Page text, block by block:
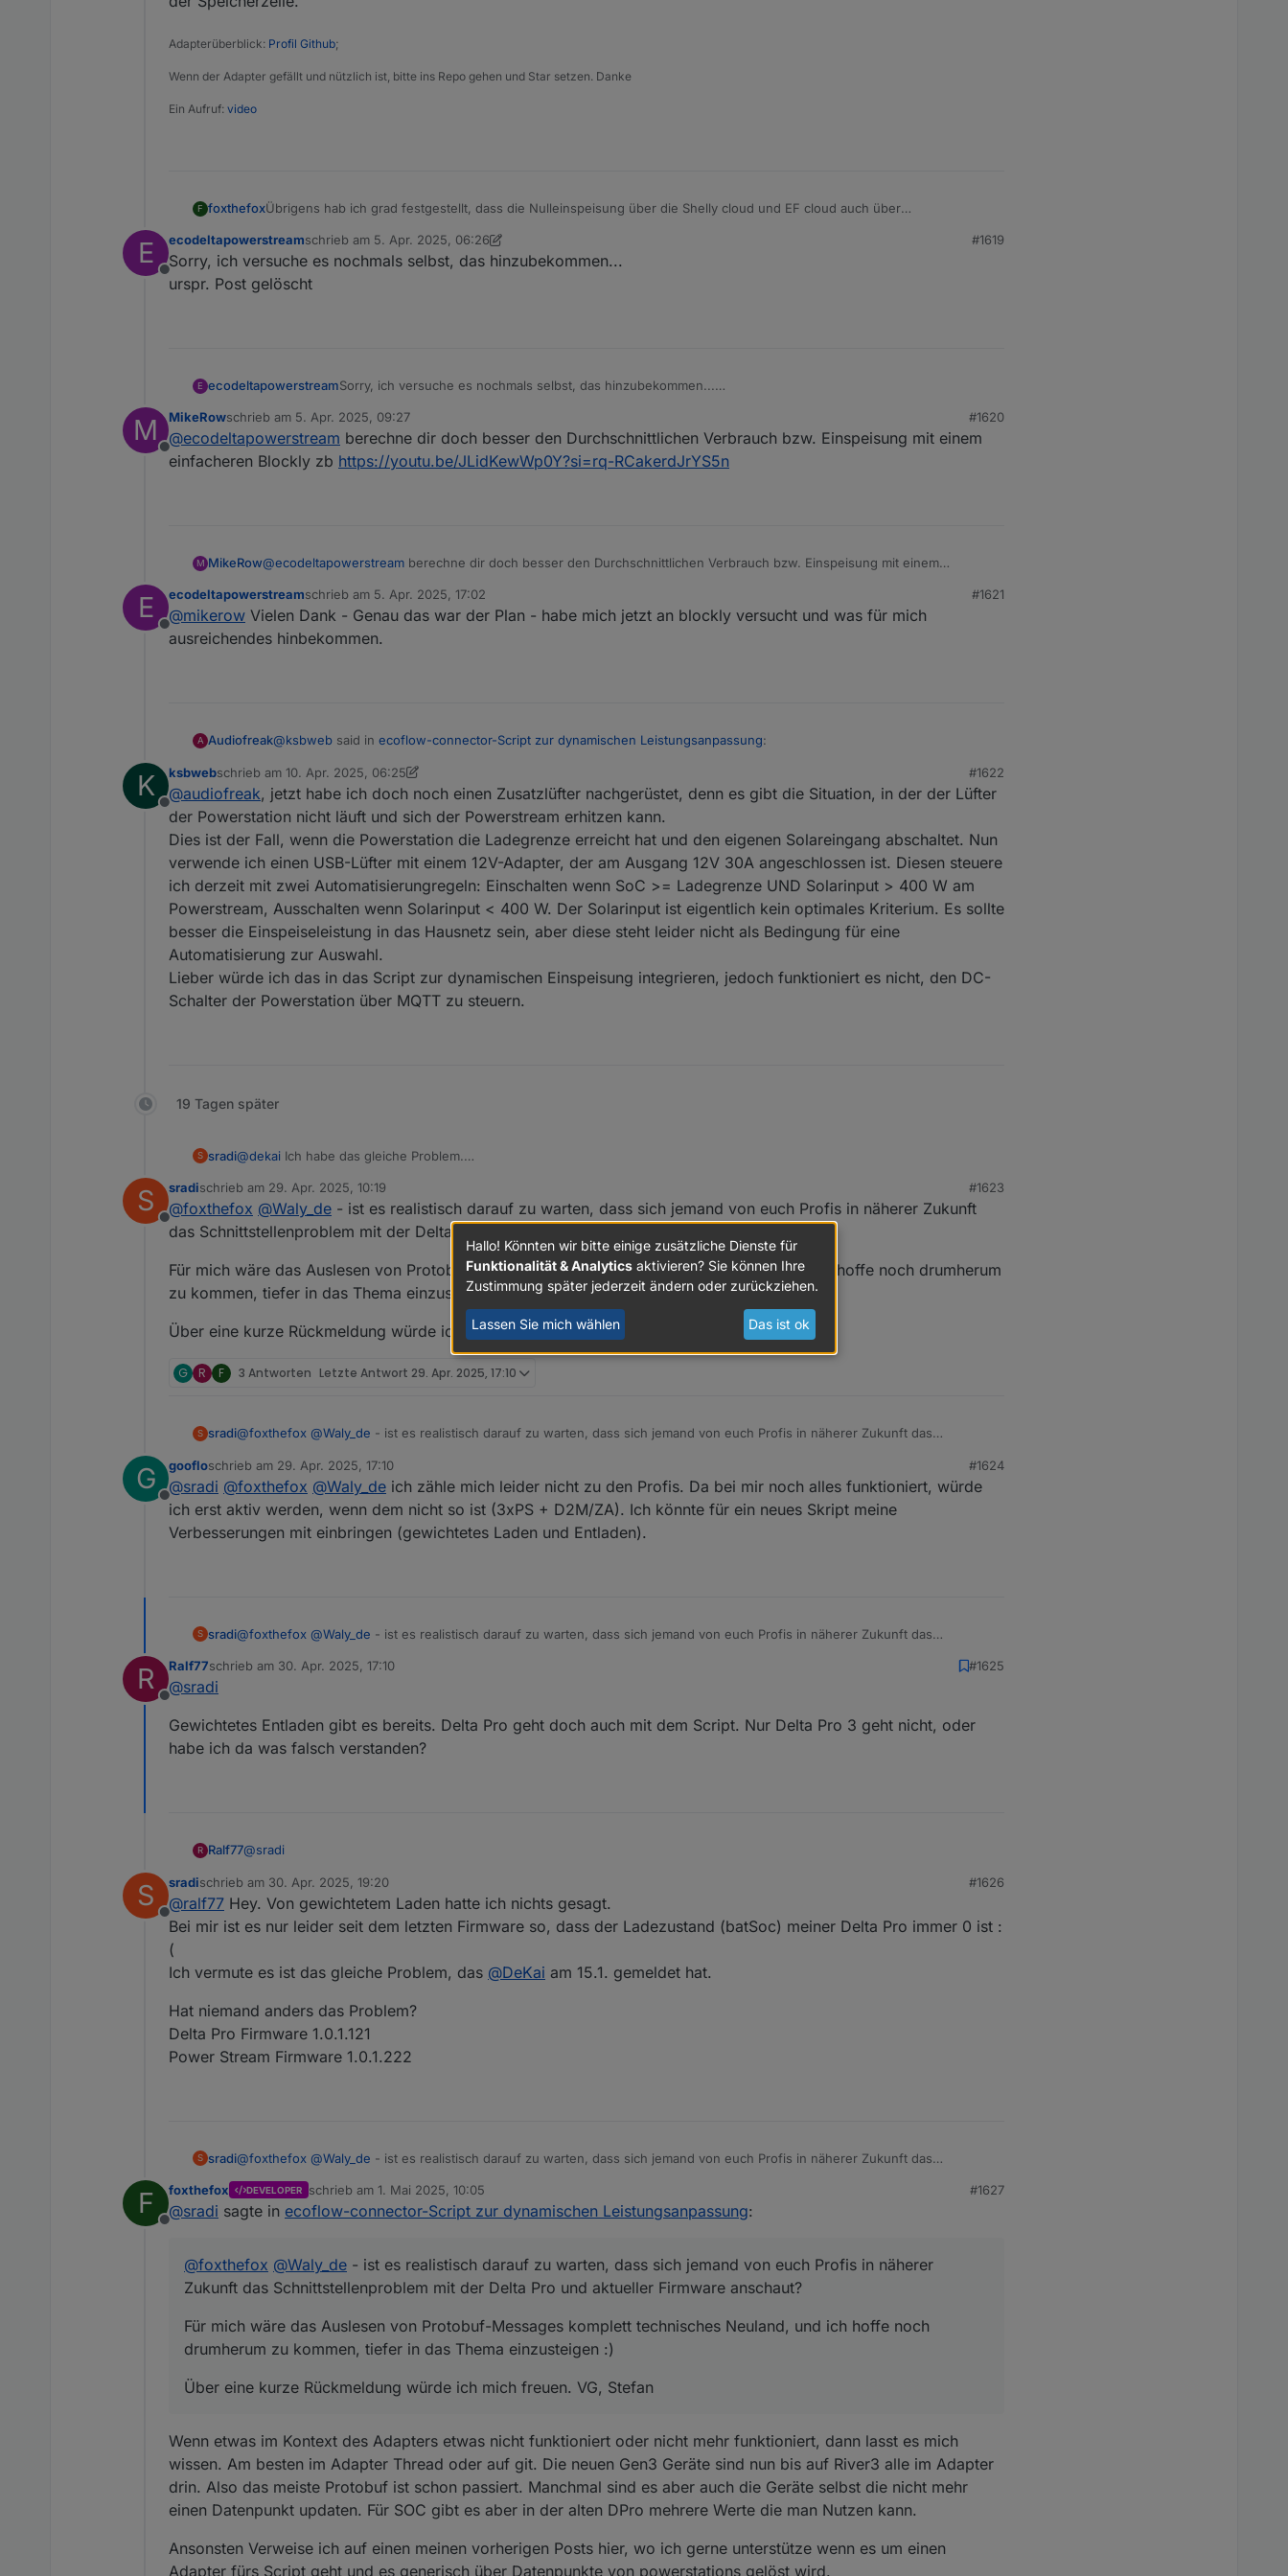
javascript.0	21:53:11.216	info	script.js.Ecoflow_Adapter: ueberschuss:0
javascript.0	21:53:11.216	info	script.js.Ecoflow_Adapter: *************************************
Adapterüberblick: Profil Github;
Wenn der Adapter gefällt und nützlich ist, bitte ins Repo gehen und Star setzen. Danke
Ein Aufruf: video
F foxthefoxÜbrigens hab ich grad festgestellt, dass die Nulleinspeisung über die Shelly cloud und EF cloud auch über
dynamische hauslast.
Wahrscheinlich eine Folge aus deren Architektur, aber ich mach mir nun weniger Gedanken wegen der Haltbarkeit der
Speicherzelle.
E
Offline
ecodeltapowerstreamschrieb am 5. Apr. 2025, 06:26
zuletzt editiert von ecodeltapowerstream
#1619
Sorry, ich versuche es nochmals selbst, das hinzubekommen...
urspr. Post gelöscht
E ecodeltapowerstreamSorry, ich versuche es nochmals selbst, das hinzubekommen...
M
Offline
MikeRowschrieb am 5. Apr. 2025, 09:27
zuletzt editiert von
#1620
@ecodeltapowerstream berechne dir doch besser den Durchschnittlichen Verbrauch bzw. Einspeisung mit einem
einfacheren Blockly zb https://youtu.be/JLidKewWp0Y?si=rq-RCakerdJrYS5n
M MikeRow@ecodeltapowerstream berechne dir doch besser den Durchschnittlichen Verbrauch bzw. Einspeisung mit einem
E
Offline
ecodeltapowerstreamschrieb am 5. Apr. 2025, 17:02
zuletzt editiert von
#1621
@mikerow Vielen Dank - Genau das war der Plan - habe mich jetzt an blockly versucht und was für mich
ausreichendes hinbekommen.
A Audiofreak@ksbweb said in ecoflow-connector-Script zur dynamischen Leistungsanpassung:
@ audiofreakEs funktioniert nun sogar ohne Zusatzlüfter, denn ich habe den PS hochkant leicht schräg (sowohl
nach oben als auch seitlich) vor dem Auslass des Delta-Lüfters platziert. Dieser Luftstrom reicht bereits aus, um
Noch besser :)
K
Offline
ksbwebschrieb am 10. Apr. 2025, 06:25
zuletzt editiert von ksbweb4. Okt. 2025, 17:20
#1622
@audiofreak, jetzt habe ich doch noch einen Zusatzlüfter nachgerüstet, denn es gibt die Situation, in der der Lüfter
der Powerstation nicht läuft und sich der Powerstream erhitzen kann.
Dies ist der Fall, wenn die Powerstation die Ladegrenze erreicht hat und den eigenen Solareingang abschaltet. Nun
verwende ich einen USB-Lüfter mit einem 12V-Adapter, der am Ausgang 12V 30A angeschlossen ist. Diesen steuere
ich derzeit mit zwei Automatisierungregeln: Einschalten wenn SoC >= Ladegrenze UND Solarinput > 400 W am
Powerstream, Ausschalten wenn Solarinput < 400 W. Der Solarinput ist eigentlich kein optimales Kriterium. Es sollte
besser die Einspeiseleistung in das Hausnetz sein, aber diese steht leider nicht als Bedingung für eine
Automatisierung zur Auswahl.
Lieber würde ich das in das Script zur dynamischen Einspeisung integrieren, jedoch funktioniert es nicht, den DC-
Schalter der Powerstation über MQTT zu steuern.
19 Tagen später
S sradi@dekai Ich habe das gleiche Problem.
Seitdem istbatSocimmer
Ich hab leider nicht genug Ahnung, um dem selbst auf die Spur zu kommen.
S
Offline
sradischrieb am 29. Apr. 2025, 10:19
zuletzt editiert von
#1623
@foxthefox @Waly_de - ist es realistisch darauf zu warten, dass sich jemand von euch Profis in näherer Zukunft
das Schnittstellenproblem mit der Delta Pro und aktueller Firmware anschaut?
Für mich wäre das Auslesen von Protobuf-Messages komplett technisches Neuland, und ich hoffe noch drumherum
zu kommen, tiefer in das Thema einzusteigen :)
Über eine kurze Rückmeldung würde ich mich freuen. VG, Stefan
G R F 3 Antworten Letzte Antwort 29. Apr. 2025, 17:10
S sradi@foxthefox @Waly_de - ist es realistisch darauf zu warten, dass sich jemand von euch Profis in näherer Zukunft das
Für mich wäre das Auslesen von Protobuf-Messages komplett technisches Neuland, und ich hoffe noch drumherum zu
kommen, tiefer in das Thema einzusteigen :)
Über eine kurze Rückmeldung würde ich mich freuen. VG, Stefan
G
Offline
goofloschrieb am 29. Apr. 2025, 17:10
zuletzt editiert von
#1624
@sradi @foxthefox @Waly_de ich zähle mich leider nicht zu den Profis. Da bei mir noch alles funktioniert, würde
ich erst aktiv werden, wenn dem nicht so ist (3xPS + D2M/ZA). Ich könnte für ein neues Skript meine
Verbesserungen mit einbringen (gewichtetes Laden und Entladen).
S sradi@foxthefox @Waly_de - ist es realistisch darauf zu warten, dass sich jemand von euch Profis in näherer Zukunft das
Für mich wäre das Auslesen von Protobuf-Messages komplett technisches Neuland, und ich hoffe noch drumherum zu
R
Offline
Ralf77schrieb am 30. Apr. 2025, 17:10
zuletzt editiert von
#1625
@sradi
Gewichtetes Entladen gibt es bereits. Delta Pro geht doch auch mit dem Script. Nur Delta Pro 3 geht nicht, oder
habe ich da was falsch verstanden?
R Ralf77@sradi
Gewichtetes Entladen gibt es bereits. Delta Pro geht doch auch mit dem Script. Nur Delta Pro 3 geht nicht, oder habe ich da
was falsch verstanden?
S
Offline
sradischrieb am 30. Apr. 2025, 19:20
zuletzt editiert von
#1626
@ralf77 Hey. Von gewichtetem Laden hatte ich nichts gesagt.
Bei mir ist es nur leider seit dem letzten Firmware so, dass der Ladezustand (batSoc) meiner Delta Pro immer 0 ist :
(
Ich vermute es ist das gleiche Problem, das @DeKai am 15.1. gemeldet hat.
Hat niemand anders das Problem?
Delta Pro Firmware 1.0.1.121
Power Stream Firmware 1.0.1.222
S sradi@foxthefox @Waly_de - ist es realistisch darauf zu warten, dass sich jemand von euch Profis in näherer Zukunft das
Für mich wäre das Auslesen von Protobuf-Messages komplett technisches Neuland, und ich hoffe noch drumherum zu
kommen, tiefer in das Thema einzusteigen :)
F
Offline
foxthefox DEVELOPER schrieb am 1. Mai 2025, 10:05
zuletzt editiert von
#1627
@sradi sagte in ecoflow-connector-Script zur dynamischen Leistungsanpassung:
@foxthefox @Waly_de - ist es realistisch darauf zu warten, dass sich jemand von euch Profis in näherer
Zukunft das Schnittstellenproblem mit der Delta Pro und aktueller Firmware anschaut?
Für mich wäre das Auslesen von Protobuf-Messages komplett technisches Neuland, und ich hoffe noch
drumherum zu kommen, tiefer in das Thema einzusteigen :)
Über eine kurze Rückmeldung würde ich mich freuen. VG, Stefan
Wenn etwas im Kontext des Adapters etwas nicht funktioniert oder nicht mehr funktioniert, dann lasst es mich
wissen. Am besten im Adapter Thread oder auf git. Die neuen Gen3 Geräte sind nun bis auf River3 alle im Adapter
drin. Also das meiste Protobuf ist schon passiert. Manchmal sind es aber auch die Geräte selbst die nicht mehr
einen Datenpunkt updaten. Für SOC gibt es aber in der alten DPro mehrere Werte die man Nutzen kann.
Ansonsten Verweise ich auf einen meinen vorherigen Posts hier, wo ich gerne unterstütze wenn es um einen
Adapter fürs Script geht und es generisch über Datenpunkte von powerstations gelöst wird.
Hallo! Könnten wir bitte einige zusätzliche Dienste für
Funktionalität & Analytics aktivieren? Sie können Ihre
Zustimmung später jederzeit ändern oder zurückziehen.
Lassen Sie mich wählen Das ist ok